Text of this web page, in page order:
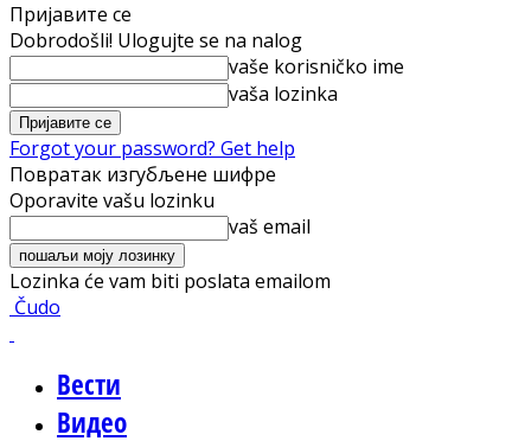
Пријавите се
Dobrodošli! Ulogujte se na nalog
vaše korisničko ime
vaša lozinka
Forgot your password? Get help
Повратак изгубљене шифре
Oporavite vašu lozinku
vaš email
Lozinka će vam biti poslata emailom
Čudo
Вести
Видео